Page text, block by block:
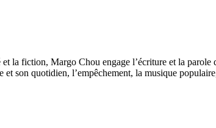
la fiction, Margo Chou engage l’écriture et la
son quotidien, l’empêchement, la musique